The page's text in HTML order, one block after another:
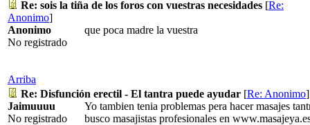
Re: sois la tiña de los foros con vuestras necesidades [Re:
Anonimo]
Anonimo
No registrado
que poca madre la vuestra
Arriba
Re: Disfunción erectil - El tantra puede ayudar [Re: Anonimo]
Jaimuuuu
No registrado
Yo tambien tenia problemas pera hacer masajes
busco masajistas profesionales en